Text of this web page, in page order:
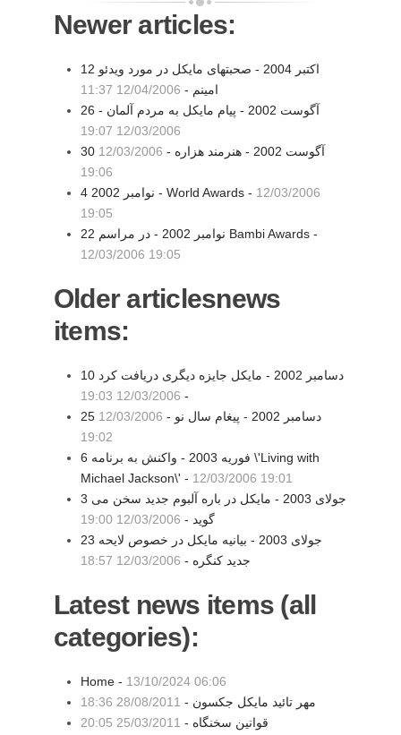
Newer articles:
12 اکتبر 2004 - صحبتهای مایکل در مورد ویدئو
امینم - 12/04/2006 11:37
26 آگوست 2002 - پيام مايکل به مردم آلمان -
12/03/2006 19:07
30 آگوست 2002 - هنرمند هزاره -
12/03/2006
19:06
4 نوامبر 2002 - World Awards - 12/03/2006
19:05
22 نوامبر 2002 - در مراسم Bambi Awards -
12/03/2006 19:05
Older articlesnews
items:
10 دسامبر 2002 - مایکل جایزه دیگری دریافت کرد
-
12/03/2006 19:03
25 دسامبر 2002 - پيغام سال نو -
12/03/2006
19:02
6 فوریه 2003 - واکنش به برنامه \'Living with
Michael Jackson\' - 12/03/2006 19:01
3 جولای 2003 - مايکل در باره آلبوم جديد سخن می
گويد - 12/03/2006 19:00
23 جولای 2003 - بيانيه مايکل در خصوص لايحه
جديد کنگره - 12/03/2006 18:57
Latest news items (all
categories):
Home - 13/10/2024 06:06
مهر تائید مایکل جکسون - 28/08/2011 18:36
قوانین سخنگاه - 25/03/2011 20:05